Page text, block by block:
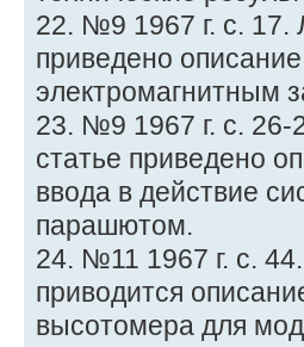
22. №9 1967 г. с.
приведено
электромагнитным
23. №9 1967 г. с. 26-
статье приведено
ввода в действие
парашютом.
24. №11 1967 г. с.
приводится
высотомера для